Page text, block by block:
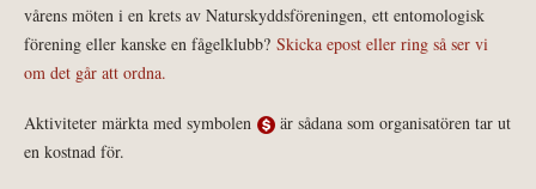
vårens möten i en krets av Naturskyddsföreningen, ett entomologisk
förening eller kanske en fågelklubb? Skicka epost eller ring så ser vi
om det går att ordna.
Aktiviteter märkta med symbolen
är sådana som organisatören tar ut
en kostnad för.